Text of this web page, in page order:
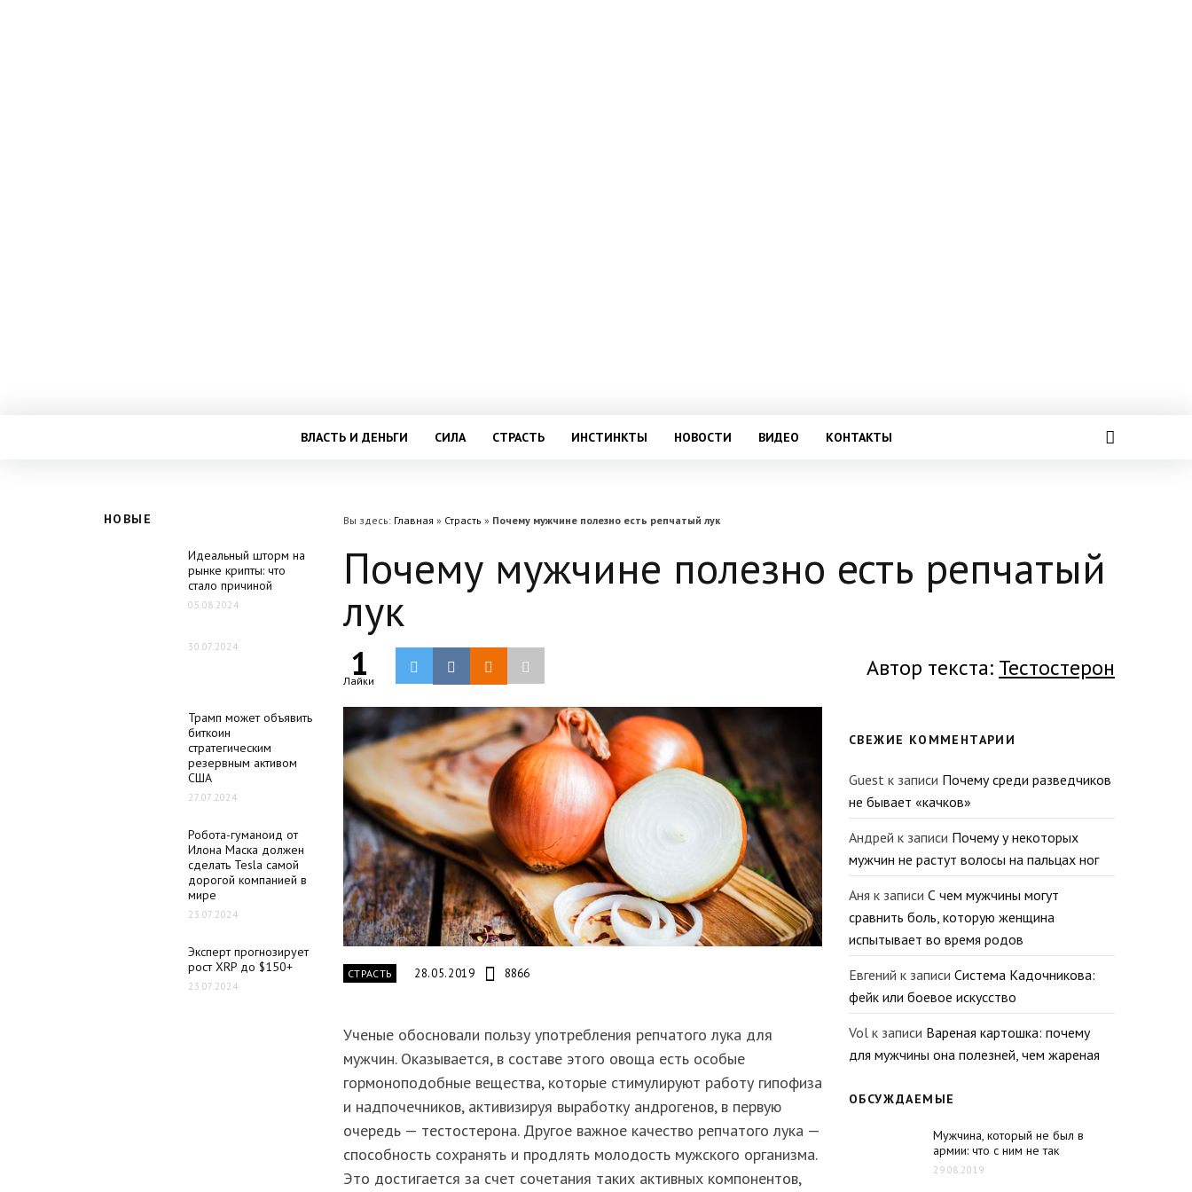
ВЛАСТЬ И ДЕНЬГИ СИЛА СТРАСТЬ ИНСТИНКТЫ НОВОСТИ ВИДЕО КОНТАКТЫ
НОВЫЕ
Идеальный шторм на
рынке крипты: что
стало причиной
05.08.2024
30.07.2024
Трамп может объявить
биткоин
стратегическим
резервным активом
США
27.07.2024
Робота-гуманоид от
Илона Маска должен
сделать Tesla самой
дорогой компанией в
мире
23.07.2024
Эксперт прогнозирует
рост XRP до $150+
23.07.2024
Вы здесь: Главная » Страсть » Почему мужчине полезно есть репчатый лук
Почему мужчине полезно есть репчатый
лук
1
Лайки Автор текста: Тестостерон
СТРАСТЬ 28.05.2019 8866
Ученые обосновали пользу употребления репчатого лука для
мужчин. Оказывается, в составе этого овоща есть особые
гормоноподобные вещества, которые стимулируют работу гипофиза
и надпочечников, активизируя выработку андрогенов, в первую
очередь — тестостерона. Другое важное качество репчатого лука —
способность сохранять и продлять молодость мужского организма.
Это достигается за счет сочетания таких активных компонентов,
СВЕЖИЕ КОММЕНТАРИИ
Guest к записи Почему среди разведчиков
не бывает «качков»
Андрей к записи Почему у некоторых
мужчин не растут волосы на пальцах ног
Аня к записи С чем мужчины могут
сравнить боль, которую женщина
испытывает во время родов
Евгений к записи Система Кадочникова:
фейк или боевое искусство
Vol к записи Вареная картошка: почему
для мужчины она полезней, чем жареная
ОБСУЖДАЕМЫЕ
Мужчина, который не был в
армии: что с ним не так
29.08.2019